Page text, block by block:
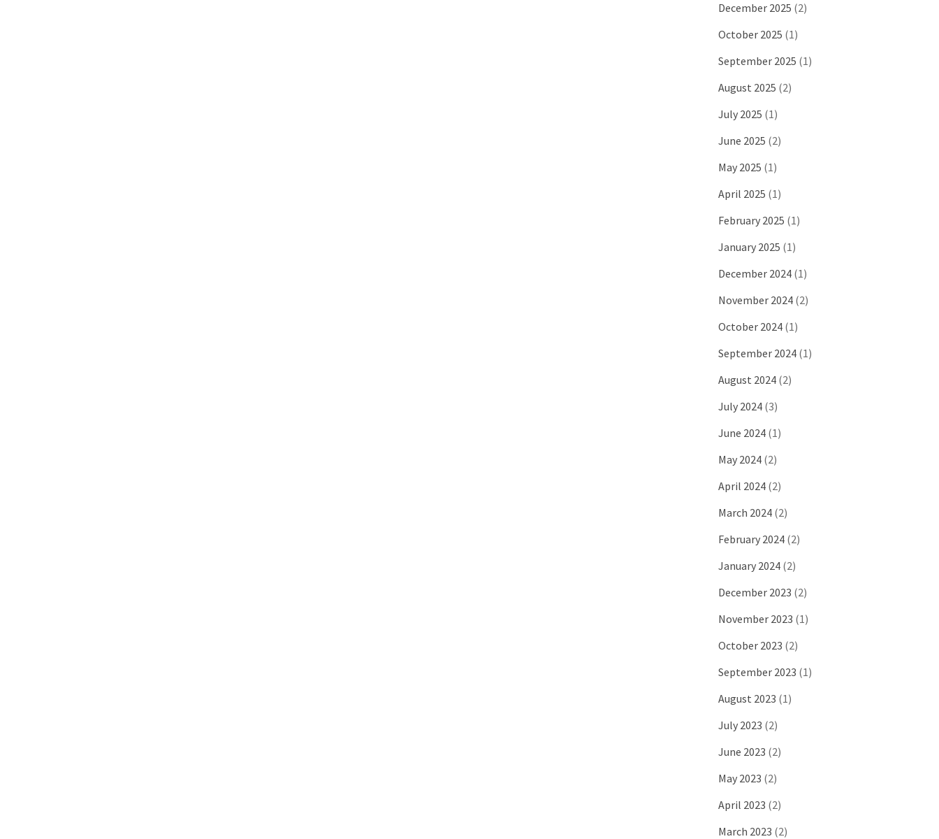
December 2025 (2)
October 2025 (1)
September 2025 (1)
August 2025 (2)
July 2025 (1)
June 2025 (2)
May 2025 (1)
April 2025 (1)
February 2025 (1)
January 2025 (1)
December 2024(1)
November 2024(2)
October 2024(1)
September 2024(1)
August 2024(2)
July 2024(3)
June 2024(1)
May 2024(2)
April 2024(2)
March 2024(2)
February 2024(2)
January 2024(2)
December 2023 (2)
November 2023 (1)
October 2023 (2)
September 2023 (1)
August 2023 (1)
July 2023 (2)
June 2023 (2)
May 2023 (2)
April 2023 (2)
March 2023 (2)